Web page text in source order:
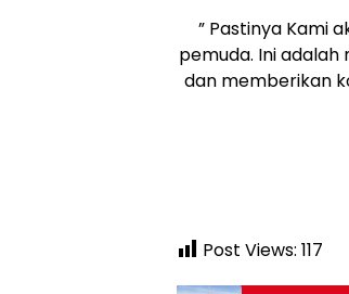
” Pastinya Kami
pemuda. Ini
dan memberikan
Post Views: 117